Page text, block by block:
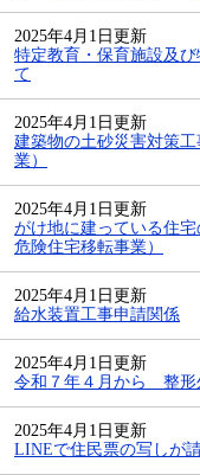
2025年4月1日更新
特定教育・保育施設及
て
2025年4月1日更新
建築物の土砂災害対策
業）
2025年4月1日更新
がけ地に建っている住
危険住宅移転事業）
2025年4月1日更新
給水装置工事申請関係
2025年4月1日更新
令和７年４月から 整形
2025年4月1日更新
LINEで住民票の写しが